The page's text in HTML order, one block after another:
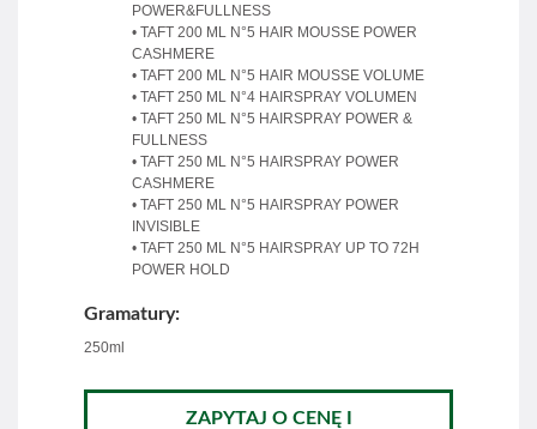
POWER&FULLNESS
• TAFT 200 ML N°5 HAIR MOUSSE POWER
CASHMERE
• TAFT 200 ML N°5 HAIR MOUSSE VOLUME
• TAFT 250 ML N°4 HAIRSPRAY VOLUMEN
• TAFT 250 ML N°5 HAIRSPRAY POWER &
FULLNESS
• TAFT 250 ML N°5 HAIRSPRAY POWER
CASHMERE
• TAFT 250 ML N°5 HAIRSPRAY POWER
INVISIBLE
• TAFT 250 ML N°5 HAIRSPRAY UP TO 72H
POWER HOLD
Gramatury:
250ml
ZAPYTAJ O CENĘ I